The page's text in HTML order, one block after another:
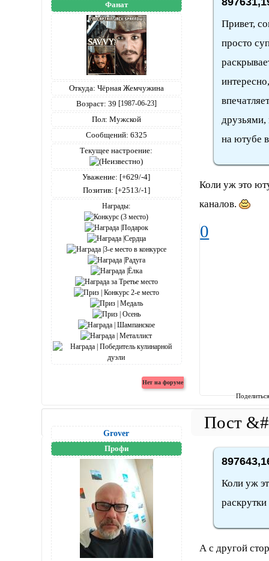
Фанат
Откуда: Чёрная Жемчужина
Возраст: 39 [1987-06-23]
Пол: Мужской
Сообщений: 6325
Текущее настроение:
Уважение: [+629/-4]
Позитив: [+2513/-1]
Награды:
Привет,
просто
на ютубе
Коли уж это
каналов.
0
Grover
Профи
Коли уж
А с другой